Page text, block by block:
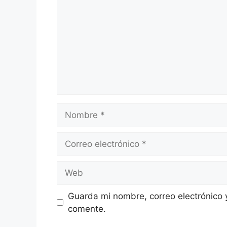
electrónico
Guarda mi nombre, correo
comente.